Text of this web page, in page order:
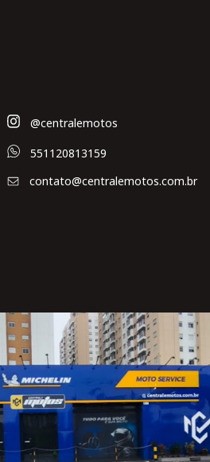
@centralemotos
551120813159
contato@centralemotos.com.br